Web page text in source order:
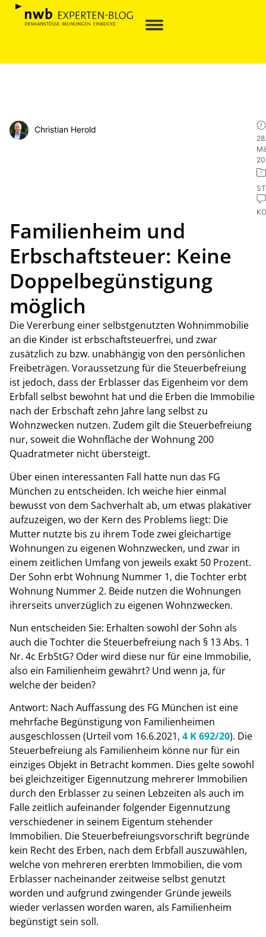
Christian Herold
28.
Familienheim und
Erbschaftsteuer: Keine
Doppelbegünstigung
möglich
Die Vererbung einer selbstgenutzten Wohnimmobilie
an die Kinder ist erbschaftsteuerfrei, und zwar
zusätzlich zu bzw. unabhängig von den persönlichen
Freibeträgen. Voraussetzung für die Steuerbefreiung
ist jedoch, dass der Erblasser das Eigenheim vor dem
Erbfall selbst bewohnt hat und die Erben die Immobilie
nach der Erbschaft zehn Jahre lang selbst zu
Wohnzwecken nutzen. Zudem gilt die Steuerbefreiung
nur, soweit die Wohnfläche der Wohnung 200
Quadratmeter nicht übersteigt.
Über einen interessanten Fall hatte nun das FG
München zu entscheiden. Ich weiche hier einmal
bewusst von dem Sachverhalt ab, um etwas plakativer
aufzuzeigen, wo der Kern des Problems liegt: Die
Mutter nutzte bis zu ihrem Tode zwei gleichartige
Wohnungen zu eigenen Wohnzwecken, und zwar in
einem zeitlichen Umfang von jeweils exakt 50 Prozent.
Der Sohn erbt Wohnung Nummer 1, die Tochter erbt
Wohnung Nummer 2. Beide nutzen die Wohnungen
ihrerseits unverzüglich zu eigenen Wohnzwecken.
Nun entscheiden Sie: Erhalten sowohl der Sohn als
auch die Tochter die Steuerbefreiung nach § 13 Abs. 1
Nr. 4c ErbStG? Oder wird diese nur für eine Immobilie,
also ein Familienheim gewährt? Und wenn ja, für
welche der beiden?
Antwort: Nach Auffassung des FG München ist eine
mehrfache Begünstigung von Familienheimen
ausgeschlossen (Urteil vom 16.6.2021, 4 K 692/20). Die
Steuerbefreiung als Familienheim könne nur für ein
einziges Objekt in Betracht kommen. Dies gelte sowohl
bei gleichzeitiger Eigennutzung mehrerer Immobilien
durch den Erblasser zu seinen Lebzeiten als auch im
Falle zeitlich aufeinander folgender Eigennutzung
verschiedener in seinem Eigentum stehender
Immobilien. Die Steuerbefreiungsvorschrift begründe
kein Recht des Erben, nach dem Erbfall auszuwählen,
welche von mehreren ererbten Immobilien, die vom
Erblasser nacheinander zeitweise selbst genutzt
worden und aufgrund zwingender Gründe jeweils
wieder verlassen worden waren, als Familienheim
begünstigt sein soll.